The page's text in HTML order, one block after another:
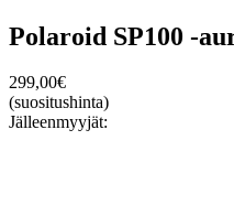
Polaroid SP100 -
299,00€
(suositushinta)
Jälleenmyyjät: